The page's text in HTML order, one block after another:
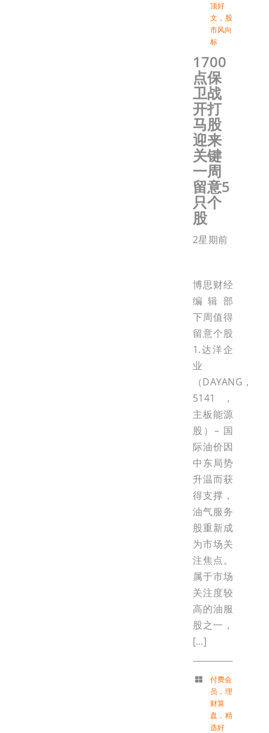
顶好
文 ， 股
市风向
标
1700
点保
卫战
开打
马股
迎来
关键
一周
留意5
只个
股
2星期前
博思财经
编辑部
下周值得
留意个股
1.达洋企
业
（DAYANG，
5141，
主板能源
股）– 国
际油价因
中东局势
升温而获
得支撑，
油气服务
股重新成
为市场关
注焦点。
属于市场
关注度较
高的油服
股之一，
[…]
付费会
员 ， 理
财算
盘 ， 精
选好